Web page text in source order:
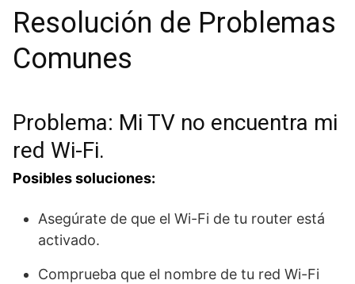
Resolución de Problemas
Comunes
Problema: Mi TV no encuentra mi
red Wi-Fi.
Posibles soluciones:
Asegúrate de que el Wi-Fi de tu router está
activado.
Comprueba que el nombre de tu red Wi-Fi